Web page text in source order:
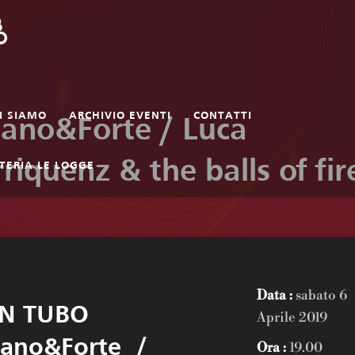
SIAMO ARCHIVIO EVENTI CONTATTI
LE LOGGE
/ Luca
& the balls of
Data : sabato 6
Aprile 2019
Ora :19.00
TUBO
/